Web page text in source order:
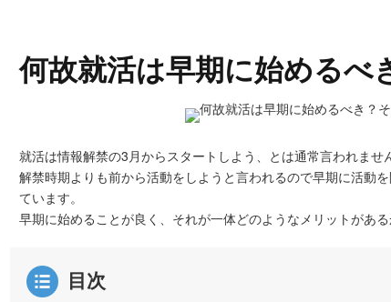
何故就活は早期に始めるべ
就活は情報解禁の3月からスタートしよう、とは通常言われません
解禁時期よりも前から活動をしようと言われるので早期に活動
ています。
早期に始めることが良く、それが一体どのようなメリットがある
目次